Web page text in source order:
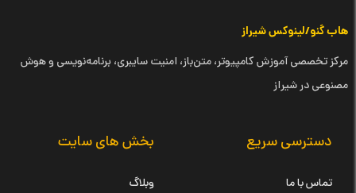
هاب گنو/لینوکس شیراز
مرکز تخصصی آموزش کامپیوتر، متن‌باز، امنیت سایبری، برنامه‌نویسی و هوش
مصنوعی در شیراز
دسترسی سریع
تماس با ما
بخش های سایت
وبلاگ